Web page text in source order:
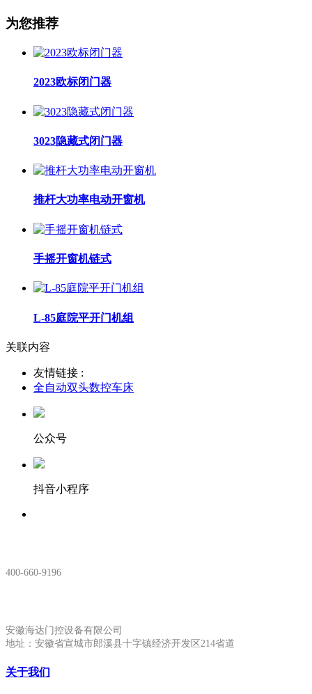
为您推荐
2023欧标闭门器
3023隐藏式闭门器
推杆大功率电动开窗机
手摇开窗机链式
L-85庭院平开门机组
关联内容
友情链接 :
全自动双头数控车床
公众号
抖音小程序
400-660-9196
安徽海达门控设备有限公司
地址：安徽省宣城市郎溪县十字镇经济开发区214省道
关于我们